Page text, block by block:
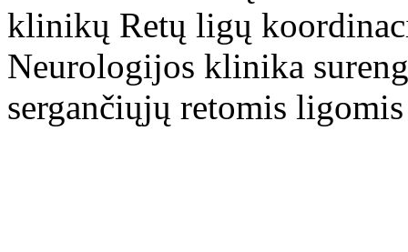
klinikų Retų ligų
Neurologijos klinika
sergančiųjų retomis